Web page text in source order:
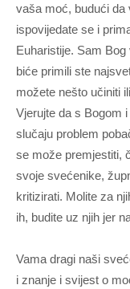
vaša moć, budući
ispovijedate se i
Euharistije. Sam
biće primili ste
možete nešto učiniti
Vjerujte da s Bogom
slučaju problem
se može premjestiti,
svoje svećenike,
kritizirati. Molite za
ih, budite uz njih jer
Vama dragi naši
i znanje i svijest o